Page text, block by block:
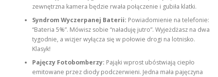
zewnętrzna kamera będzie rwała połączenie i gubiła klatki.
Syndrom Wyczerpanej Baterii: Powiadomienie na telefonie:
“Bateria 5%”. Mówisz sobie “naładuję jutro”. Wyjeżdżasz na dwa
tygodnie, a wizjer wyłącza się w połowie drogi na lotnisko.
Klasyk!
Pajęczy Fotobomberzy: Pająki wprost ubóstwiają ciepło
emitowane przez diody podczerwieni. Jedna mała pajęczyna